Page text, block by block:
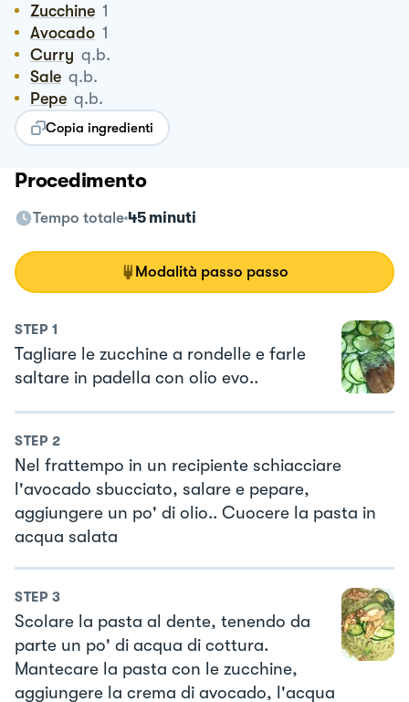
Zucchine 1
Avocado 1
Curry q.b.
Sale q.b.
Pepe q.b.
Copia ingredienti
Procedimento
Tempo totale 45 minuti
Modalità passo passo
STEP 1
Tagliare le zucchine a rondelle e farle
saltare in padella con olio evo..
STEP 2
Nel frattempo in un recipiente schiacciare
l'avocado sbucciato, salare e pepare,
aggiungere un po' di olio.. Cuocere la pasta in
acqua salata
STEP 3
Scolare la pasta al dente, tenendo da
parte un po' di acqua di cottura.
Mantecare la pasta con le zucchine,
aggiungere la crema di avocado, l'acqua